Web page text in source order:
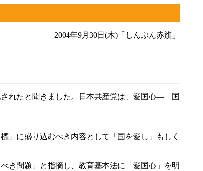
2004年9月30日(木)「しんぶん赤旗」
れたと聞きました。日本共産党は、愛国心―「国
」に盛り込むべき内容として「国を愛し」もしく
き問題」と指摘し、教育基本法に「愛国心」を明